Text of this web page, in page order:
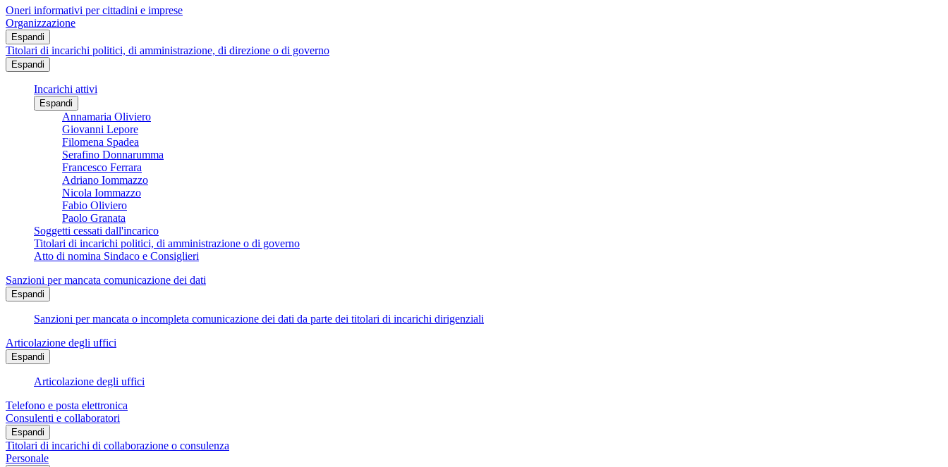
Oneri informativi per cittadini e imprese
Organizzazione
Espandi
Titolari di incarichi politici, di amministrazione, di direzione o di governo
Espandi
Incarichi attivi
Espandi
Annamaria Oliviero
Giovanni Lepore
Filomena Spadea
Serafino Donnarumma
Francesco Ferrara
Adriano Iommazzo
Nicola Iommazzo
Fabio Oliviero
Paolo Granata
Soggetti cessati dall'incarico
Titolari di incarichi politici, di amministrazione o di governo
Atto di nomina Sindaco e Consiglieri
Sanzioni per mancata comunicazione dei dati
Espandi
Sanzioni per mancata o incompleta comunicazione dei dati da parte dei titolari di incarichi dirigenziali
Articolazione degli uffici
Espandi
Articolazione degli uffici
Telefono e posta elettronica
Consulenti e collaboratori
Espandi
Titolari di incarichi di collaborazione o consulenza
Personale